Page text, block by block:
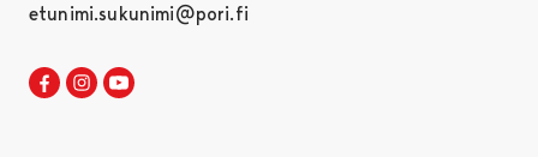
etunimi.sukunimi@pori.fi
Visit Pori Facebookissa
Avautuu uudessa välilehdessä
Visit Pori Instagrammissa
Avautuu uudessa välilehdessä